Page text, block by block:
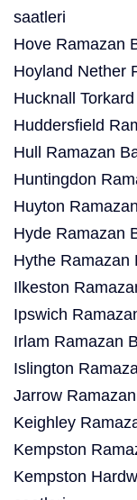
saatleri
Hove Ramazan
Hoyland Nether
Hucknall
Huddersfield
Hull Ramazan
Huntingdon
Huyton
Hyde Ramazan
Hythe Ramazan
Ilkeston
Ipswich
Irlam Ramazan
Islington
Jarrow
Keighley
Kempston
Kempston